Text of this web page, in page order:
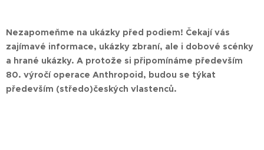
Nezapomeňme na ukázky před podiem! Čekají vás
zajímavé informace, ukázky zbraní, ale i dobové scénky
a hrané ukázky. A protože si připomínáme především
80. výročí operace Anthropoid, budou se týkat
především (středo)českých vlastenců.